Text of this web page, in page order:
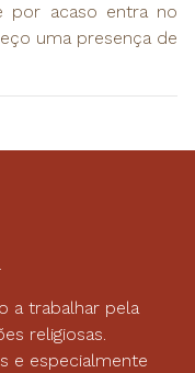
por acaso entra no
uma presença de
a trabalhar pela
religiosas.
e especialmente